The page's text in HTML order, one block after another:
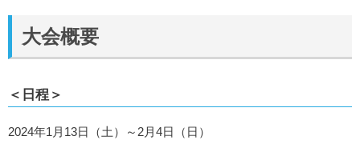
大会概要
＜日程＞
2024年1月13日（土）～2月4日（日）